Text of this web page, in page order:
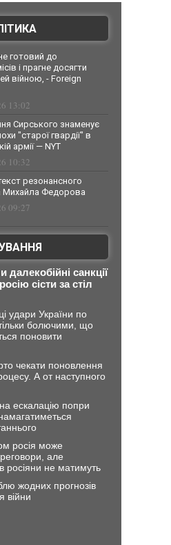
готовий до
і прагне досягти
війною, - Foreign
13:02
Сирського знаменує
"старої гвардії" в
армії — NYT
10:32
резонансного
Михайла Федорова
09:27
санкції
сісти за стіл
удари України по
болючими, що
поновити
чекати поновлення
А от наступного
ескалацію попри
росія може
але
росіяни не матимуть
жодних прогнозів
війни